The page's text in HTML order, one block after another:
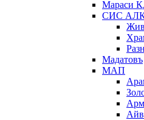
Мараси
СИС
Мадатовъ
МАП